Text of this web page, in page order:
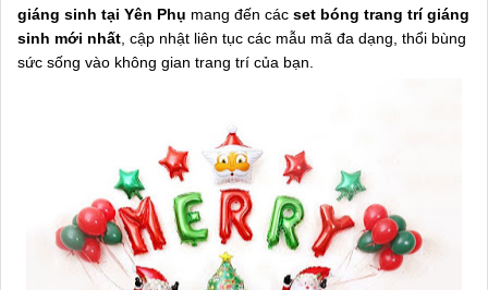
giáng sinh tại Yên Phụ mang đến các set bóng trang trí giáng
sinh mới nhất , cập nhật liên tục các mẫu mã đa dạng, thổi bùng
sức sống vào không gian trang trí của bạn.